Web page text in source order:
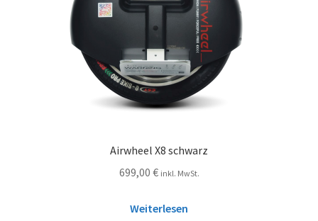
Airwheel X8 schwarz
699,00 € inkl. MwSt.
Weiterlesen